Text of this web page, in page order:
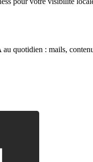
quotidien : mails,